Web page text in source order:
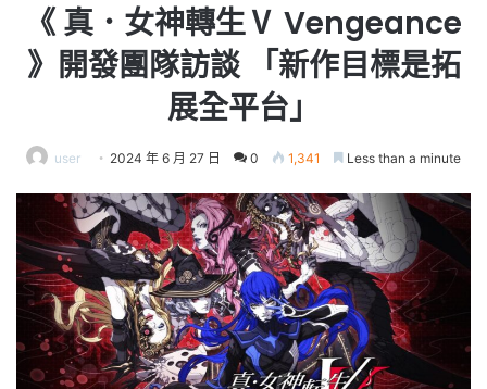
《 真．女神轉生Ⅴ Vengeance
》開發團隊訪談 「新作目標是拓
展全平台」
user 2024 年 6 月 27 日 0 1,341 Less than a minute